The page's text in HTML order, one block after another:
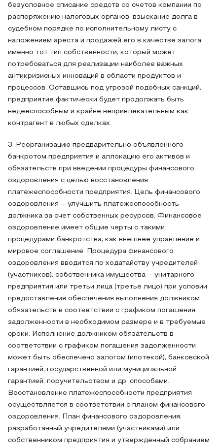
безусловное списание средств со счетов компании по
распоряжению налоговых органов, взыскание долга в
судебном порядке по исполнительному листу с
наложением ареста и продажей его в качестве залога
именно тот тип собственности, который может
потребоваться для реализации наиболее важных
антикризисных инноваций в области продуктов и
процессов. Оставшись под угрозой подобных санкций,
предприятие фактически будет продолжать быть
недееспособным и крайне непривлекательным как
контрагент в любых сделках.
3. Реорганизацию предварительно объявленного
банкротом предприятия и аллокацию его активов и
обязательств при введении процедуры финансового
оздоровления с целью восстановления
платежеспособности предприятия. Цель финансового
оздоровления – улучшить платежеспособность
должника за счет собственных ресурсов. Финансовое
оздоровление имеет общие черты с такими
процедурами банкротства, как внешнее управление и
мировое соглашение. Процедура финансового
оздоровления вводится по ходатайству учредителей
(участников), собственника имущества – унитарного
предприятия или третьи лица (третье лицо) при условии
предоставления обеспечения выполнения должником
обязательств в соответствии с графиком погашения
задолженности в необходимом размере и в требуемые
сроки. Исполнение должником обязательств в
соответствии с графиком погашения задолженности
может быть обеспечено залогом (ипотекой), банковской
гарантией, государственной или муниципальной
гарантией, поручительством и др. способами.
Восстановление платежеспособности предприятия
осуществляется в соответствии с планом финансового
оздоровления. План финансового оздоровления,
разработанный учредителями (участниками) или
собственником предприятия и утвержденный собранием